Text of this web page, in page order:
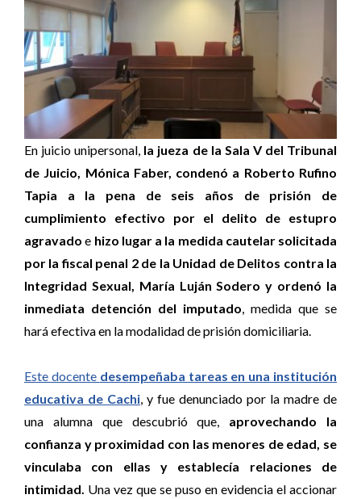
En juicio unipersonal, la jueza de la Sala V del Tribunal
de Juicio, Mónica Faber, condenó a Roberto Rufino
Tapia a la pena de seis años de prisión de
cumplimiento efectivo por el delito de estupro
agravado e hizo lugar a la medida cautelar solicitada
por la fiscal penal 2 de la Unidad de Delitos contra la
Integridad Sexual, María Luján Sodero y ordenó la
inmediata detención del imputado, medida que se
hará efectiva en la modalidad de prisión domiciliaria.
Este docente desempeñaba tareas en una institución
educativa de Cachi, y fue denunciado por la madre de
una alumna que descubrió que, aprovechando la
confianza y proximidad con las menores de edad, se
vinculaba con ellas y establecía relaciones de
intimidad. Una vez que se puso en evidencia el accionar